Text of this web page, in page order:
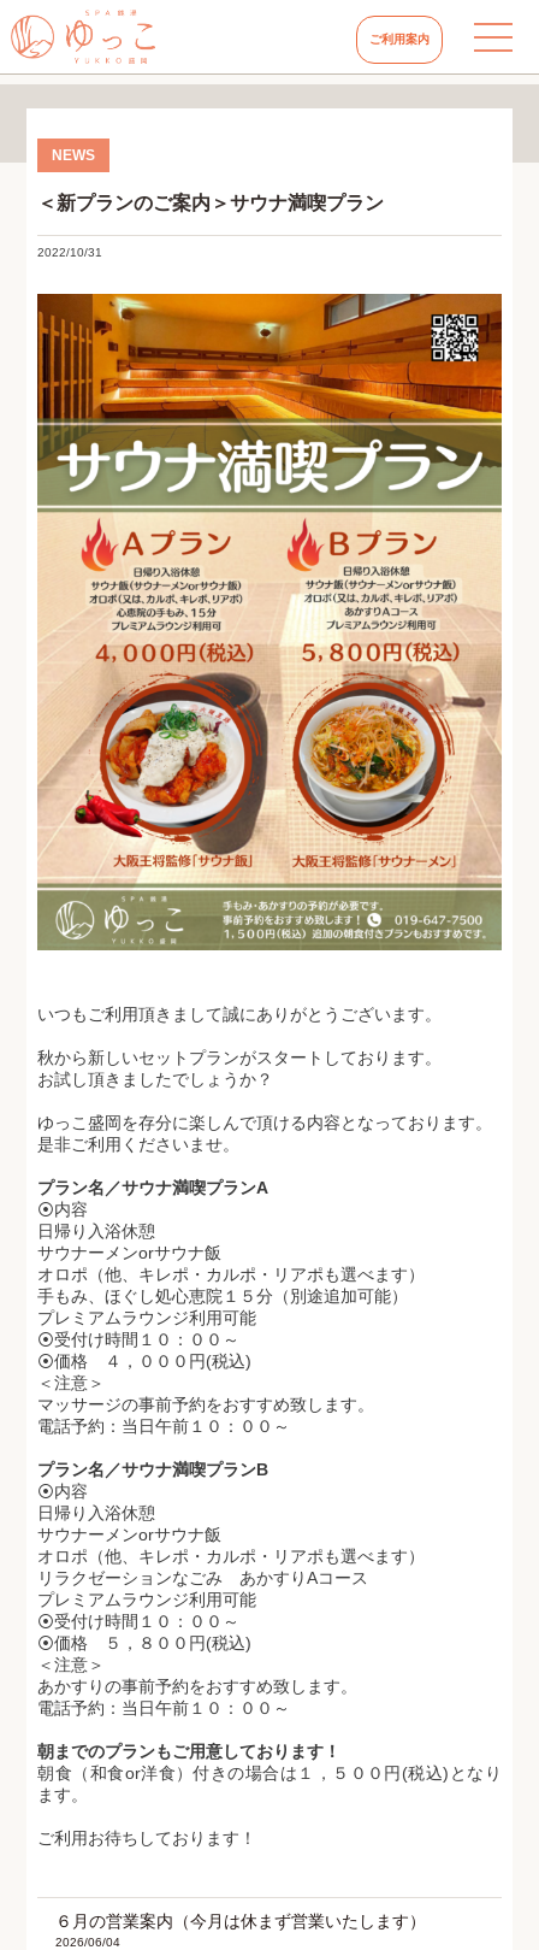
ご利用案内
＜新プランのご案内＞サウナ満喫プラン
2022/10/31
いつもご利用頂きまして誠にありがとうございます。
秋から新しいセットプランがスタートしております。
お試し頂きましたでしょうか？
ゆっこ盛岡を存分に楽しんで頂ける内容となっております。
是非ご利用くださいませ。
プラン名／サウナ満喫プランA
⦿内容
日帰り入浴休憩
サウナーメンorサウナ飯
オロポ（他、キレポ・カルポ・リアポも選べます）
手もみ、ほぐし処心恵院１５分（別途追加可能）
プレミアムラウンジ利用可能
⦿受付け時間１０：００～
⦿価格 ４，０００円(税込)
＜注意＞
マッサージの事前予約をおすすめ致します。
電話予約：当日午前１０：００～
プラン名／サウナ満喫プランB
⦿内容
日帰り入浴休憩
サウナーメンorサウナ飯
オロポ（他、キレポ・カルポ・リアポも選べます）
リラクゼーションなごみ あかすりAコース
プレミアムラウンジ利用可能
⦿受付け時間１０：００～
⦿価格 ５，８００円(税込)
＜注意＞
あかすりの事前予約をおすすめ致します。
電話予約：当日午前１０：００～
朝までのプランもご用意しております！
朝食（和食or洋食）付きの場合は１，５００円(税込)となり
ます。
ご利用お待ちしております！
６月の営業案内（今月は休まず営業いたします）
2026/06/04